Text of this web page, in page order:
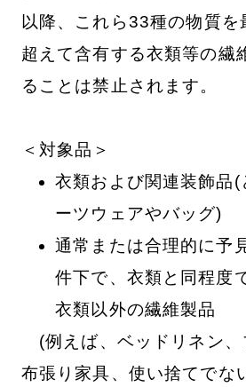
以降、これら33種の物質を
超えて含有する衣類等の繊
ることは禁止されます。
＜対象品＞
衣類および関連装飾品(
ーツウェアやバッグ)
通常または合理的に予
件下で、衣類と同程度
衣類以外の繊維製品
(例えば、ベッドリネン、
布張り家具、使い捨てでな